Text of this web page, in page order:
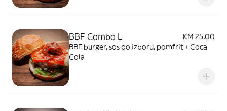
BBF Combo L
KM 25,00
BBF burger, sos po izboru, pomfrit + Coca
Cola